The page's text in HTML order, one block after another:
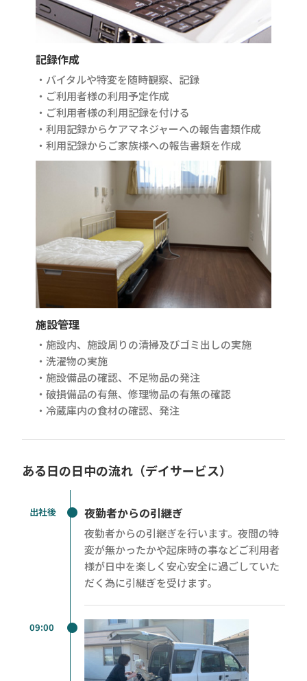
記録作成
・バイタルや特変を随時観察、記録
・ご利用者様の利用予定作成
・ご利用者様の利用記録を付ける
・利用記録からケアマネジャーへの報告書類作成
・利用記録からご家族様への報告書類を作成
施設管理
・施設内、施設周りの清掃及びゴミ出しの実施
・洗濯物の実施
・施設備品の確認、不足物品の発注
・破損備品の有無、修理物品の有無の確認
・冷蔵庫内の食材の確認、発注
ある日の日中の流れ（デイサービス）
出社後 夜勤者からの引継ぎ
夜勤者からの引継ぎを行います。夜間の特
変が無かったかや起床時の事などご利用者
様が日中を楽しく安心安全に過ごしていた
だく為に引継ぎを受けます。
09:00